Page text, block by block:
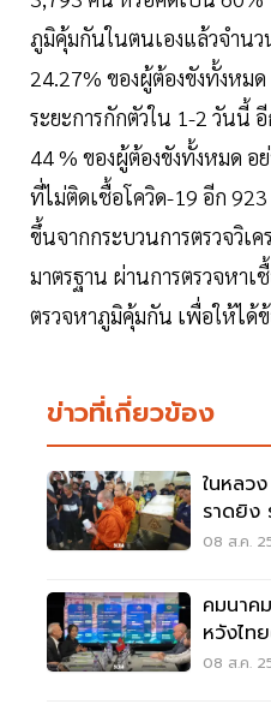
ภูมิคุ้มกันในตนเองแล้วจำน
24.27% ของผู้ต้องขังทั้งหม
ระยะการกักตัวใน 1-2 วันนี้
44 % ของผู้ต้องขังทั้งหมด อ
ที่ไม่ติดเชื้อโควิด-19 อีก
ขึ้นจากกระบวนการตรวจวิเ
มาตรฐาน ผ่านการตรวจหาเ
ตรวจหาภูมิคุ้มกัน เพื่อให้ได้
ข่าวที่เกี่ยวข้อง
ในหลว
ราดยิง
ราชานุเ
08 ส.ค.
คมนาค
หวังไท
ไทม์ แ
08 ส.ค.